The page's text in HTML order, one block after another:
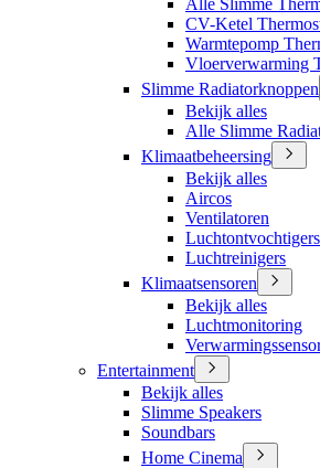
Alle Slimme
CV-Ketel
Warmtepomp
Vloerverwarming
Slimme Radiatorknoppen
Bekijk alles
Alle Slimme
Klimaatbeheersing
Bekijk alles
Aircos
Ventilatoren
Luchtontvochtigers
Luchtreinigers
Klimaatsensoren
Bekijk alles
Luchtmonitoring
Entertainment
Bekijk alles
Slimme Speakers
Soundbars
Home Cinema